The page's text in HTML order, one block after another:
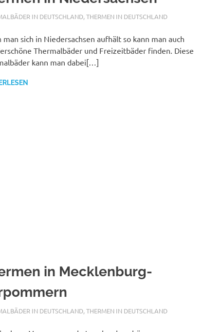
IN DEUTSCHLAND,THERMEN IN DEUTSCHLAND
man sich in Niedersachsen aufhält so kann man auch
Thermalbäder und Freizeitbäder finden. Diese
kann man dabei[…]
in Mecklenburg-
IN DEUTSCHLAND,THERMEN IN DEUTSCHLAND